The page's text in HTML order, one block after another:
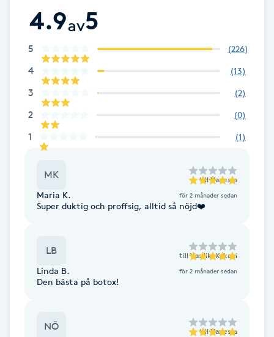
Gravidmassage
Gravidyoga
Gruppträning
Gua Sha-massage
Hatha Yoga
Headspa
Herrklippning
4.9av5
5 (226)
4 (13)
3 (2)
2 (0)
1 (1)
MK till Vanessa
Maria K. för 2 månader sedan
Super duktig och proffsig, alltid så nöjd❤️
LB till Vasiliki Kakani
Linda B. för 2 månader sedan
Den bästa på botox!
NÖ till Vanessa